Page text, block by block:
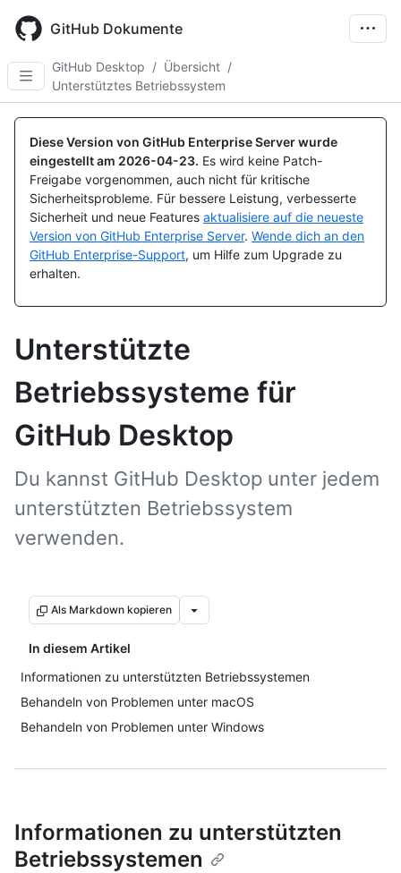
main
content
GitHub Dokumente
GitHub Desktop / Übersicht /
Unterstütztes Betriebssystem
Diese Version von GitHub Enterprise Server wurde
eingestellt am 2026-04-23. Es wird keine Patch-
Freigabe vorgenommen, auch nicht für kritische
Sicherheitsprobleme. Für bessere Leistung, verbesserte
Sicherheit und neue Features aktualisiere auf die neueste
Version von GitHub Enterprise Server. Wende dich an den
GitHub Enterprise-Support, um Hilfe zum Upgrade zu
erhalten.
Unterstützte
Betriebssysteme für
GitHub Desktop
Du kannst GitHub Desktop unter jedem
unterstützten Betriebssystem
verwenden.
Als Markdown kopieren
In diesem Artikel
Informationen zu unterstützten Betriebssystemen
Behandeln von Problemen unter macOS
Behandeln von Problemen unter Windows
Informationen zu unterstützten
Betriebssystemen